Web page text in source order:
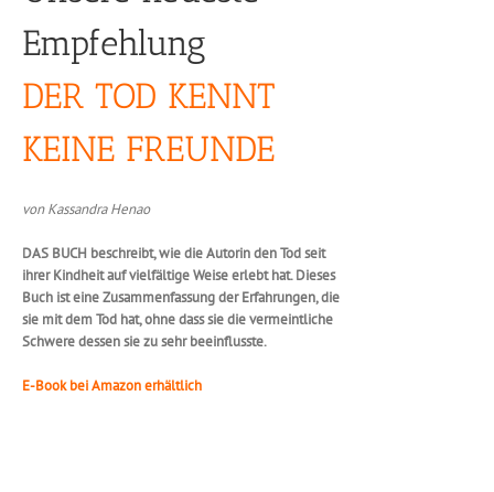
Empfehlung
DER TOD KENNT
KEINE FREUNDE
von Kassandra Henao
DAS BUCH beschreibt, wie die Autorin den Tod seit
ihrer Kindheit auf vielfältige Weise erlebt hat. Dieses
Buch ist eine Zusammenfassung der Erfahrungen, die
sie mit dem Tod hat, ohne dass sie die vermeintliche
Schwere dessen sie zu sehr beeinflusste.
E-Book bei Amazon erhältlich